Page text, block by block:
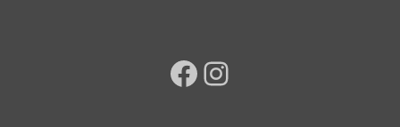
Facebook Instagram